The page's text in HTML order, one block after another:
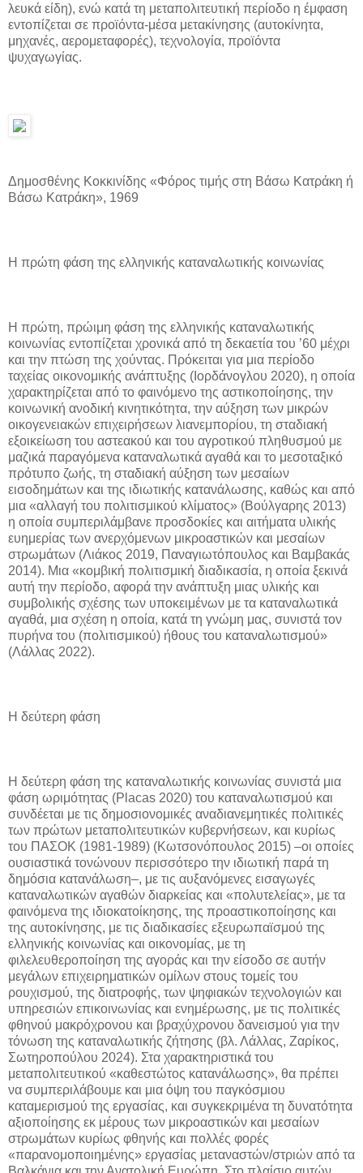
λευκά είδη), ενώ κατά τη μεταπολιτευτική περίοδο η έμφαση
εντοπίζεται σε προϊόντα-μέσα μετακίνησης (αυτοκίνητα,
μηχανές, αερομεταφορές), τεχνολογία, προϊόντα
ψυχαγωγίας.
Δημοσθένης Κοκκινίδης «Φόρος τιμής στη Βάσω Κατράκη ή
Βάσω Κατράκη», 1969
Η πρώτη φάση της ελληνικής καταναλωτικής κοινωνίας
Η πρώτη, πρώιμη φάση της ελληνικής καταναλωτικής
κοινωνίας εντοπίζεται χρονικά από τη δεκαετία του ’60 μέχρι
και την πτώση της χούντας. Πρόκειται για μια περίοδο
ταχείας οικονομικής ανάπτυξης (Ιορδάνογλου 2020), η οποία
χαρακτηρίζεται από το φαινόμενο της αστικοποίησης, την
κοινωνική ανοδική κινητικότητα, την αύξηση των μικρών
οικογενειακών επιχειρήσεων λιανεμπορίου, τη σταδιακή
εξοικείωση του αστεακού και του αγροτικού πληθυσμού με
μαζικά παραγόμενα καταναλωτικά αγαθά και το μεσοταξικό
πρότυπο ζωής, τη σταδιακή αύξηση των μεσαίων
εισοδημάτων και της ιδιωτικής κατανάλωσης, καθώς και από
μια «αλλαγή του πολιτισμικού κλίματος» (Βούλγαρης 2013)
η οποία συμπεριλάμβανε προσδοκίες και αιτήματα υλικής
ευημερίας των ανερχόμενων μικροαστικών και μεσαίων
στρωμάτων (Λιάκος 2019, Παναγιωτόπουλος και Βαμβακάς
2014). Μια «κομβική πολιτισμική διαδικασία, η οποία ξεκινά
αυτή την περίοδο, αφορά την ανάπτυξη μιας υλικής και
συμβολικής σχέσης των υποκειμένων με τα καταναλωτικά
αγαθά, μια σχέση η οποία, κατά τη γνώμη μας, συνιστά τον
πυρήνα του (πολιτισμικού) ήθους του καταναλωτισμού»
(Λάλλας 2022).
Η δεύτερη φάση
Η δεύτερη φάση της καταναλωτικής κοινωνίας συνιστά μια
φάση ωριμότητας (Placas 2020) του καταναλωτισμού και
συνδέεται με τις δημοσιονομικές αναδιανεμητικές πολιτικές
των πρώτων μεταπολιτευτικών κυβερνήσεων, και κυρίως
του ΠΑΣΟΚ (1981-1989) (Κωτσονόπουλος 2015) –οι οποίες
ουσιαστικά τονώνουν περισσότερο την ιδιωτική παρά τη
δημόσια κατανάλωση–, με τις αυξανόμενες εισαγωγές
καταναλωτικών αγαθών διαρκείας και «πολυτελείας», με τα
φαινόμενα της ιδιοκατοίκησης, της προαστικοποίησης και
της αυτοκίνησης, με τις διαδικασίες εξευρωπαϊσμού της
ελληνικής κοινωνίας και οικονομίας, με τη
φιλελευθεροποίηση της αγοράς και την είσοδο σε αυτήν
μεγάλων επιχειρηματικών ομίλων στους τομείς του
ρουχισμού, της διατροφής, των ψηφιακών τεχνολογιών και
υπηρεσιών επικοινωνίας και ενημέρωσης, με τις πολιτικές
φθηνού μακρόχρονου και βραχύχρονου δανεισμού για την
τόνωση της καταναλωτικής ζήτησης (βλ. Λάλλας, Ζαρίκος,
Σωτηροπούλου 2024). Στα χαρακτηριστικά του
μεταπολιτευτικού «καθεστώτος κατανάλωσης», θα πρέπει
να συμπεριλάβουμε και μια όψη του παγκόσμιου
καταμερισμού της εργασίας, και συγκεκριμένα τη δυνατότητα
αξιοποίησης εκ μέρους των μικροαστικών και μεσαίων
στρωμάτων κυρίως φθηνής και πολλές φορές
«παρανομοποιημένης» εργασίας μεταναστών/στριών από τα